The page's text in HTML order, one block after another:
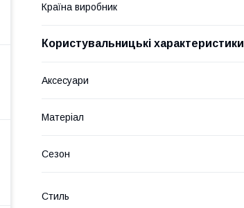
Країна виробник
Користувальницькі характеристики
Аксесуари
Матеріал
Сезон
Стиль